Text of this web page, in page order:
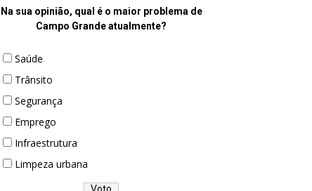
Na sua opinião, qual é o maior problema de
Campo Grande atualmente?
Saúde
Trânsito
Segurança
Emprego
Infraestrutura
Limpeza urbana